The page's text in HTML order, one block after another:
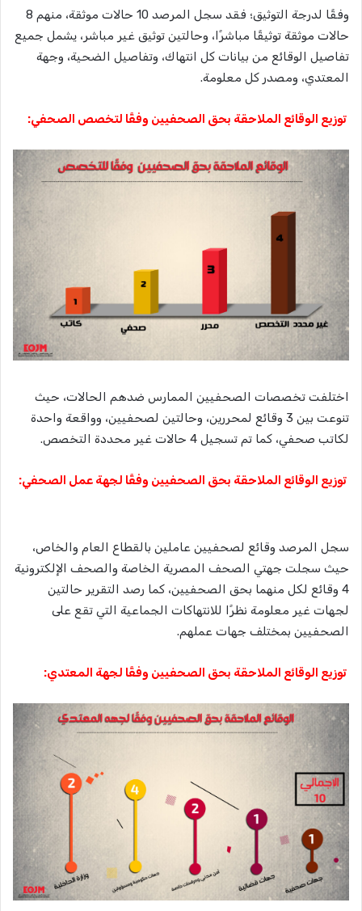
وفقًا لدرجة التوثيق؛ فقد سجل المرصد 10 حالات موثقة، منهم 8
حالات موثقة توثيقًا مباشرًا، وحالتين توثيق غير مباشر، يشمل جميع
تفاصيل الوقائع من بيانات كل انتهاك، وتفاصيل الضحية، وجهة
المعتدي، ومصدر كل معلومة.
توزيع الوقائع الملاحقة بحق الصحفيين وفقًا لتخصص الصحفي:
اختلفت تخصصات الصحفيين الممارس ضدهم الحالات، حيث
تنوعت بين 3 وقائع لمحررين، وحالتين لصحفيين، وواقعة واحدة
لكاتب صحفي، كما تم تسجيل 4 حالات غير محددة التخصص.
توزيع الوقائع الملاحقة بحق الصحفيين وفقًا لجهة عمل الصحفي:
سجل المرصد وقائع لصحفيين عاملين بالقطاع العام والخاص،
حيث سجلت جهتي الصحف المصرية الخاصة والصحف الإلكترونية
4 وقائع لكل منهما بحق الصحفيين، كما رصد التقرير حالتين
لجهات غير معلومة نظرًا للانتهاكات الجماعية التي تقع على
الصحفيين بمختلف جهات عملهم.
توزيع الوقائع الملاحقة بحق الصحفيين وفقًا لجهة المعتدي: